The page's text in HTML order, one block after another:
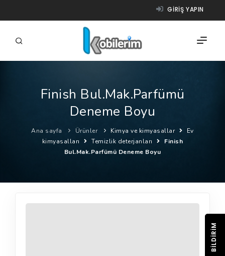
GIRIŞ YAPIN
FIRMALAR
ÜRÜNLER
NASIL ÇALIŞIR?
YARDIM
Finish Bul.Mak.Parfümü
Deneme Boyu
Ana sayfa Ürünler Kimya ve kimyasallar
Ev
kimyasalları
Temizlik deterjanları
Finish
Bul.Mak.Parfümü Deneme Boyu
BILDIRIM